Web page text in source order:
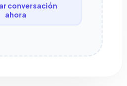
conversación
ahora